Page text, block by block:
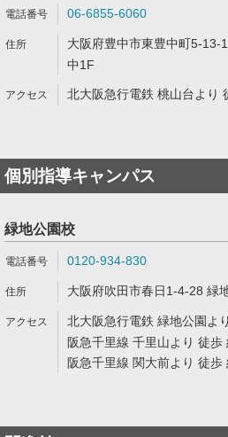
06-6855-6060
大阪府豊中市東豊中町5-13-
中1F
北大阪急行電鉄 桃山台より
個別指導キャンパス
緑地公園校
0120-934-830
大阪府吹田市春日1-4-28 緑
北大阪急行電鉄 緑地公園よ
阪急千里線 千里山より 徒歩
阪急千里線 関大前より 徒歩